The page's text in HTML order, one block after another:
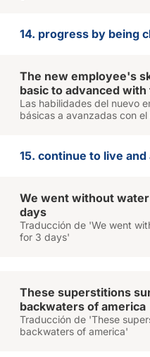
14. progress by being
The new employee's
basic to advanced
Las habilidades del nuevo
básicas a avanzadas con
15. continue to live
We went without
days
Traducción de 'We went
for 3 days'
These superstitions
backwaters of america
Traducción de 'These
backwaters of america'